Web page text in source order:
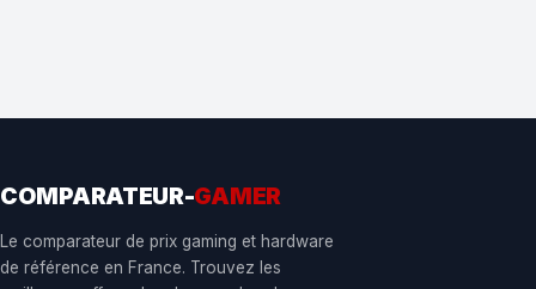
COMPARATEUR-GAMER
Le comparateur de prix gaming et hardware
de référence en France. Trouvez les